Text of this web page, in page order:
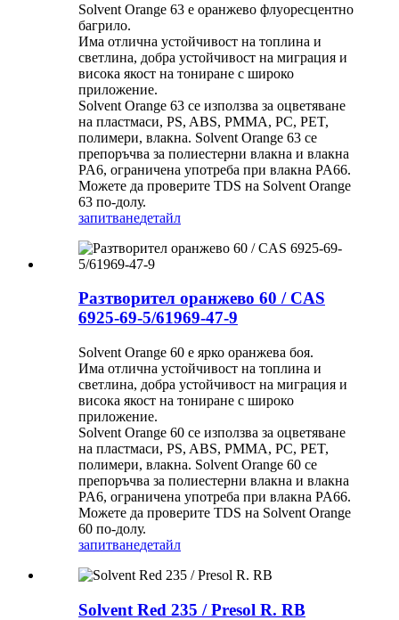
Solvent Orange 63 е оранжево флуоресцентно
багрило.
Има отлична устойчивост на топлина и
светлина, добра устойчивост на миграция и
висока якост на тониране с широко
приложение.
Solvent Orange 63 се използва за оцветяване
на пластмаси, PS, ABS, PMMA, PC, PET,
полимери, влакна. Solvent Orange 63 се
препоръчва за полиестерни влакна и влакна
PA6, ограничена употреба при влакна PA66.
Можете да проверите TDS на Solvent Orange
63 по-долу.
запитванедетайл
Разтворител оранжево 60 / CAS
6925-69-5/61969-47-9
Solvent Orange 60 е ярко оранжева боя.
Има отлична устойчивост на топлина и
светлина, добра устойчивост на миграция и
висока якост на тониране с широко
приложение.
Solvent Orange 60 се използва за оцветяване
на пластмаси, PS, ABS, PMMA, PC, PET,
полимери, влакна. Solvent Orange 60 се
препоръчва за полиестерни влакна и влакна
PA6, ограничена употреба при влакна PA66.
Можете да проверите TDS на Solvent Orange
60 по-долу.
запитванедетайл
Solvent Red 235 / Presol R. RB